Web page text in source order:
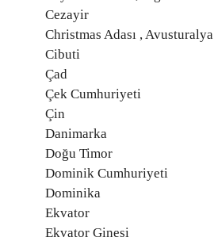
Cezayir
Christmas Adası , Avusturalya
Cibuti
Çad
Çek Cumhuriyeti
Çin
Danimarka
Doğu Timor
Dominik Cumhuriyeti
Dominika
Ekvator
Ekvator Ginesi